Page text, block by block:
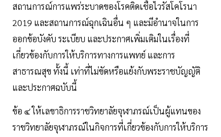
สถานการณ์การแพร่ระบาดของโรคติดเชื้อไวรัสโคโรนา
2019 และสถานการณ์ฉุกเฉินอื่น ๆ และมีอํานาจในการ
ออกข้อบังคับ ระเบียบ และประกาศเพิ่มเติมในเรื่องที่
เกี่ยวข้องกับการให้บริการทางการแพทย์ และการ
สาธารณสุข ทั้งนี้ เท่าที่ไม่ขัดหรือแย้งกับพระราชบัญญัติ
และประกาศฉบับนี้
ข้อ ๔ ให้เลขาธิการราชวิทยาลัยจุฬาภรณ์เป็นผู้แทนของ
ราชวิทยาลัยจุฬาภรณ์ในกิจการที่เกี่ยวข้องกับการให้บริการ